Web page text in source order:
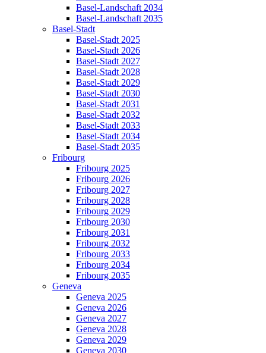
Basel-Landschaft 2034
Basel-Landschaft 2035
Basel-Stadt
Basel-Stadt 2025
Basel-Stadt 2026
Basel-Stadt 2027
Basel-Stadt 2028
Basel-Stadt 2029
Basel-Stadt 2030
Basel-Stadt 2031
Basel-Stadt 2032
Basel-Stadt 2033
Basel-Stadt 2034
Basel-Stadt 2035
Fribourg
Fribourg 2025
Fribourg 2026
Fribourg 2027
Fribourg 2028
Fribourg 2029
Fribourg 2030
Fribourg 2031
Fribourg 2032
Fribourg 2033
Fribourg 2034
Fribourg 2035
Geneva
Geneva 2025
Geneva 2026
Geneva 2027
Geneva 2028
Geneva 2029
Geneva 2030